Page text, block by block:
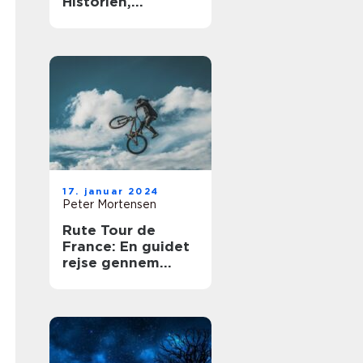
17. januar 2024
Peter Mortensen
Rute Tour de
France: En guidet
rejse gennem